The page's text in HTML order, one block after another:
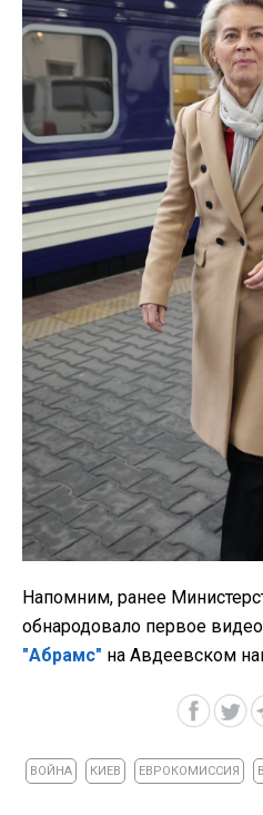
Напомним, ранее
обнародовало первое видео
"Абрамс" на Авдеевском
ВОЙНА КИЕВ ЕВРОКОМИССИЯ